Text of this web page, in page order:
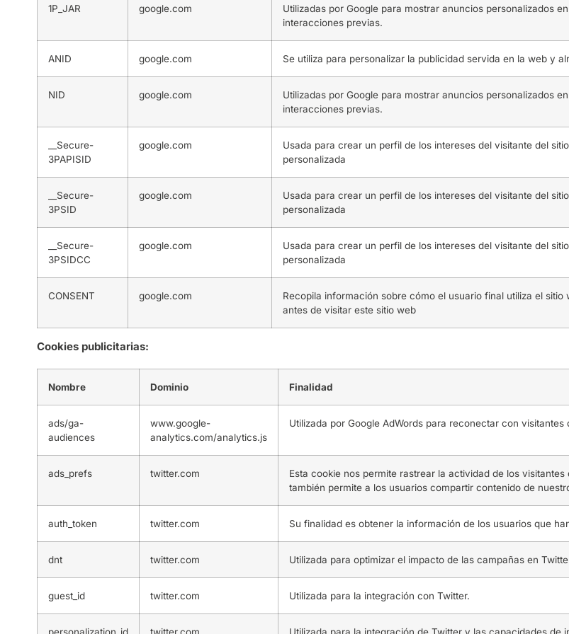
1P_JAR google.com
Utilizadas por Google para mostrar anuncios personalizados
interacciones previas.
ANID google.com Se utiliza para personalizar la publicidad servida en la web y
NID google.com
Utilizadas por Google para mostrar anuncios personalizados
interacciones previas.
__Secure-
3PAPISID
google.com
Usada para crear un perfil de los intereses del visitante del
personalizada
__Secure-
3PSID
google.com
Usada para crear un perfil de los intereses del visitante del
personalizada
__Secure-
3PSIDCC
google.com
Usada para crear un perfil de los intereses del visitante del
personalizada
CONSENT google.com
Recopila información sobre cómo el usuario final utiliza el
antes de visitar este sitio web
Cookies publicitarias:
Nombre Dominio Finalidad
ads/ga-
audiences
www.google-
analytics.com/analytics.js
Utilizada por Google AdWords para reconectar con
ads_prefs twitter.com
Esta cookie nos permite rastrear la actividad de los
también permite a los usuarios compartir contenido de
auth_token twitter.com Su finalidad es obtener la información de los usuarios que
dnt twitter.com Utilizada para optimizar el impacto de las campañas en
guest_id twitter.com Utilizada para la integración con Twitter.
personalization_id twitter.com Utilizada para la integración de Twitter y las capacidades de